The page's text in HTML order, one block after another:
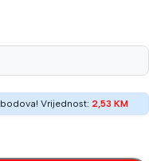
bodova! Vrijednost: 2,53 KM